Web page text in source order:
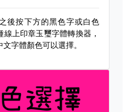
後按下方的黑色字或白色
線上印章玉璽字體轉換器，
字體顏色可以選擇。